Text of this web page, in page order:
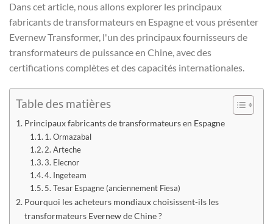
Dans cet article, nous allons explorer les principaux
fabricants de transformateurs en Espagne et vous présenter
Evernew Transformer, l'un des principaux fournisseurs de
transformateurs de puissance en Chine, avec des
certifications complètes et des capacités internationales.
Table des matières
Principaux fabricants de transformateurs en Espagne
1. Ormazabal
2. Arteche
3. Elecnor
4. Ingeteam
5. Tesar Espagne (anciennement Fiesa)
Pourquoi les acheteurs mondiaux choisissent-ils les
transformateurs Evernew de Chine ?